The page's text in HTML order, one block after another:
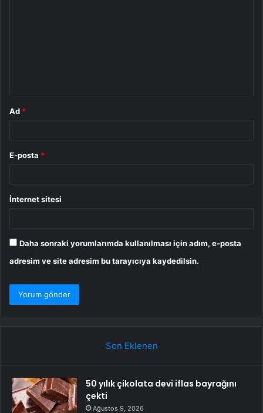
Ad *
E-posta *
İnternet sitesi
Daha sonraki yorumlarımda kullanılması için adım, e-posta
adresim ve site adresim bu tarayıcıya kaydedilsin.
Son Eklenen
50 yılık çikolata devi iflas bayrağını
çekti
Ağustos 9, 2026